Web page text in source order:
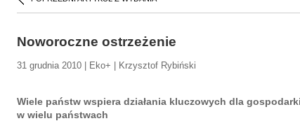
Noworoczne ostrzeżenie
31 grudnia 2010 | Eko+ | Krzysztof Rybiński
Wiele państw wspiera działania kluczowych dla
w wielu państwach